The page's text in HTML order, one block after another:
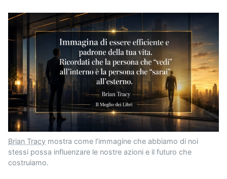
Brian Tracy mostra come l’immagine che abbiamo di noi
stessi possa influenzare le nostre azioni e il futuro che
costruiamo.